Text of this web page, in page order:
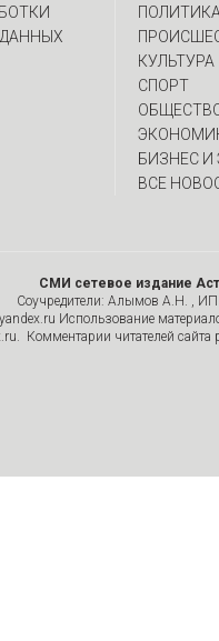
ПОЛИТИКА
КУЛЬТУРА
СПОРТ
БИЗНЕС
ВСЕ
СМИ сетевое издание
Соучредители: Алымов А.Н. , ИП
Использование
Комментарии читателей сайта